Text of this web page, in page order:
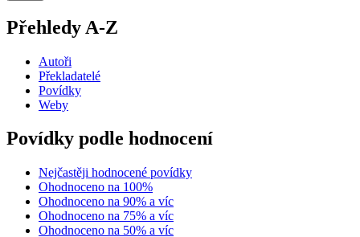
Přehledy A-Z
Autoři
Překladatelé
Povídky
Weby
Povídky podle hodnocení
Nejčastěji hodnocené povídky
Ohodnoceno na 100%
Ohodnoceno na 90% a víc
Ohodnoceno na 75% a víc
Ohodnoceno na 50% a víc